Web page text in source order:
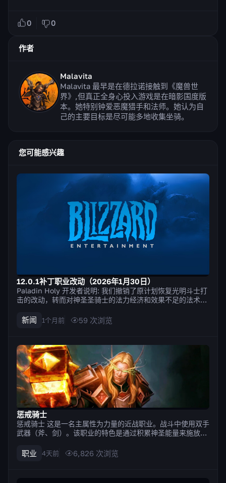
0 0
作者
Malavita
Malavita 最早是在德拉诺接触到《魔兽世
界》,但真正全身心投入游戏是在暗影国度版
本。她特别钟爱恶魔猎手和法师。她认为自
己的主要目标是尽可能多地收集坐骑。
您可能感兴趣
12.0.1补丁职业改动（2026年1月30日）
Paladin Holy 开发者说明: 我们撤销了原计划恢复光明斗士打
击的改动，转而对神圣圣骑士的法力经济和效果不足的法术进
术来达到类似的效果；也就是说，在不过度破坏玩家所喜爱的
熟悉玩法的前提下，为玩法增添多样性。感谢大家的反馈！ 圣
新闻 1个月前 59 次浏览
惩戒骑士
惩戒骑士 这是一名主属性为力量的近战职业。战斗中使用双手
武器（斧、剑）。该职业的特色是通过积累神圣能量来施放技
造成最高伤害。 优缺点 Strengths 拥有大量既能保护自身也
能保护团队的防御技能，例如 牺牲祝福, 保护祝福. 借助光环
职业 4天前 6,826 次浏览